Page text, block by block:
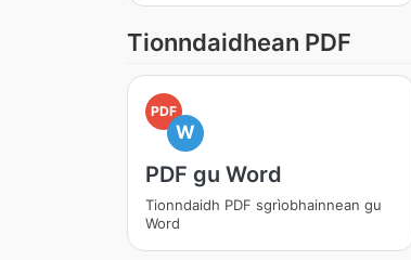
Tionndaidhean PDF
PDF
W
PDF gu Word
Tionndaidh PDF sgrìobhainnean gu
Word